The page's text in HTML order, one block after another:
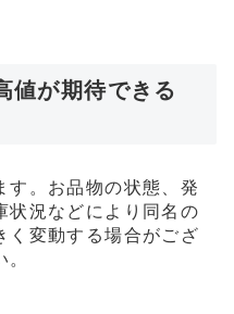
値が期待できる
す。お品物の状態、発
状況などにより同名の
く変動する場合がござ